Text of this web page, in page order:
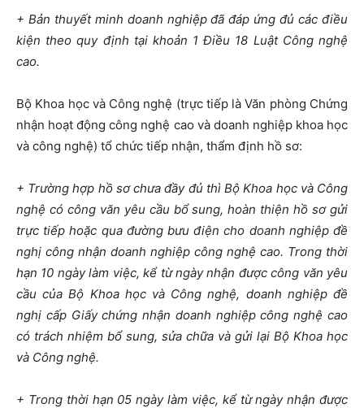
+ Bản thuyết minh doanh nghiệp đã đáp ứng đủ các điều
kiện theo quy định tại khoản 1 Điều 18 Luật Công nghệ
cao.
Bộ Khoa học và Công nghệ (trực tiếp là Văn phòng Chứng
nhận hoạt động công nghệ cao và doanh nghiệp khoa học
và công nghệ) tổ chức tiếp nhận, thẩm định hồ sơ:
+ Trường hợp hồ sơ chưa đầy đủ thì Bộ Khoa học và Công
nghệ có công văn yêu cầu bổ sung, hoàn thiện hồ sơ gửi
trực tiếp hoặc qua đường bưu điện cho doanh nghiệp đề
nghị công nhận doanh nghiệp công nghệ cao. Trong thời
hạn 10 ngày làm việc, kể từ ngày nhận được công văn yêu
cầu của Bộ Khoa học và Công nghệ, doanh nghiệp đề
nghị cấp Giấy chứng nhận doanh nghiệp công nghệ cao
có trách nhiệm bổ sung, sửa chữa và gửi lại Bộ Khoa học
và Công nghệ.
+ Trong thời hạn 05 ngày làm việc, kể từ ngày nhận được